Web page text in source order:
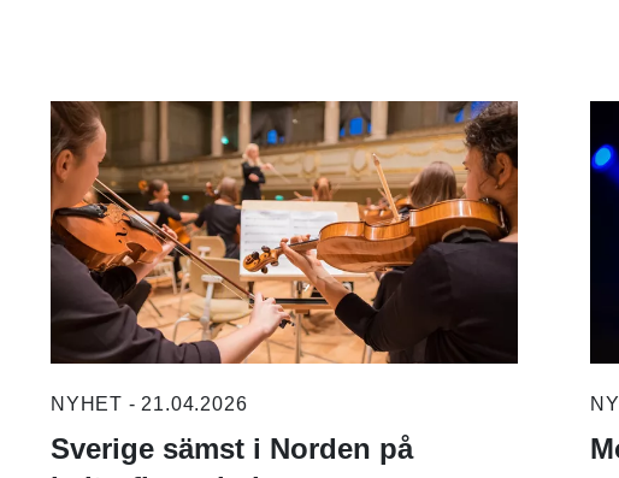
NYHET - 21.04.2026
Sverige sämst i Norden på